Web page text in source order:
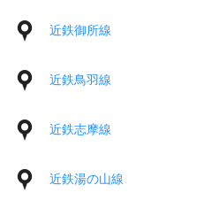
近鉄御所線
近鉄鳥羽線
近鉄志摩線
近鉄湯の山線